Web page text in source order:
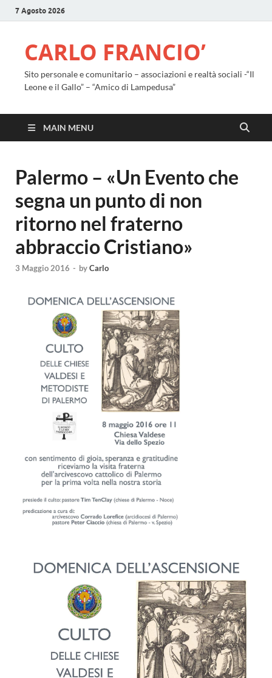
7 Agosto 2026
CARLO FRANCIO’
Sito personale e comunitario – associazioni e realtà sociali -“Il
Leone e il Gallo” – “Amico di Lampedusa”
MAIN MENU
Palermo – «Un Evento che
segna un punto di non
ritorno nel fraterno
abbraccio Cristiano»
3 Maggio 2016 - byCarlo